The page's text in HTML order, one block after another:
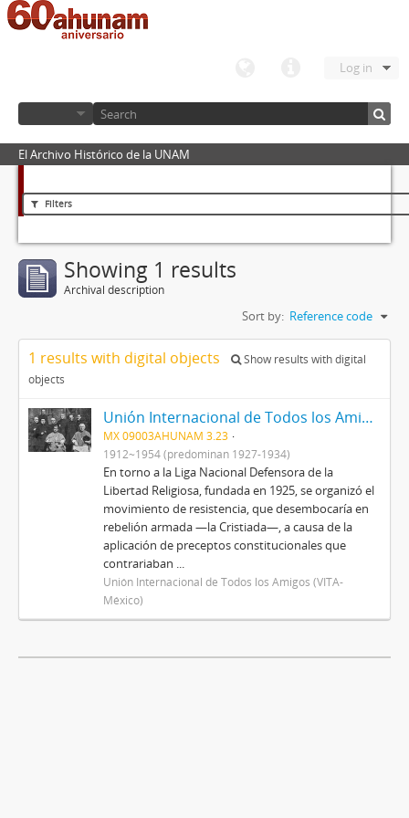
Log in
El Archivo Histórico de la UNAM
Filters
Showing 1 results
Archival description
Sort by: Reference code
1 results with digital objects
Show results with digital
objects
Unión Internacional de Todos los Amigos (VITA-México)
MX 09003AHUNAM 3.23
1912~1954 (predominan 1927-1934)
En torno a la Liga Nacional Defensora de la
Libertad Religiosa, fundada en 1925, se organizó el
movimiento de resistencia, que desembocaría en
rebelión armada —la Cristiada—, a causa de la
aplicación de preceptos constitucionales que
contrariaban ...
Unión Internacional de Todos los Amigos (VITA-
México)